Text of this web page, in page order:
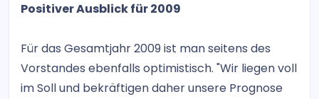
Positiver Ausblick für 2009
Für das Gesamtjahr 2009 ist man seitens des
Vorstandes ebenfalls optimistisch. "Wir liegen voll
im Soll und bekräftigen daher unsere Prognose